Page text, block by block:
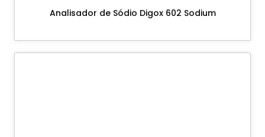
Analisador de Sódio Digox 602 Sodium